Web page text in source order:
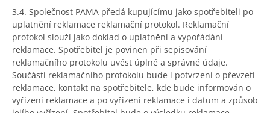
3.4. Společnost PAMA předá kupujícímu jako spotřebiteli po
uplatnění reklamace reklamační protokol. Reklamační
protokol slouží jako doklad o uplatnění a vypořádání
reklamace. Spotřebitel je povinen při sepisování
reklamačního protokolu uvést úplné a správné údaje.
Součástí reklamačního protokolu bude i potvrzení o převzetí
reklamace, kontakt na spotřebitele, kde bude informován o
vyřízení reklamace a po vyřízení reklamace i datum a způsob